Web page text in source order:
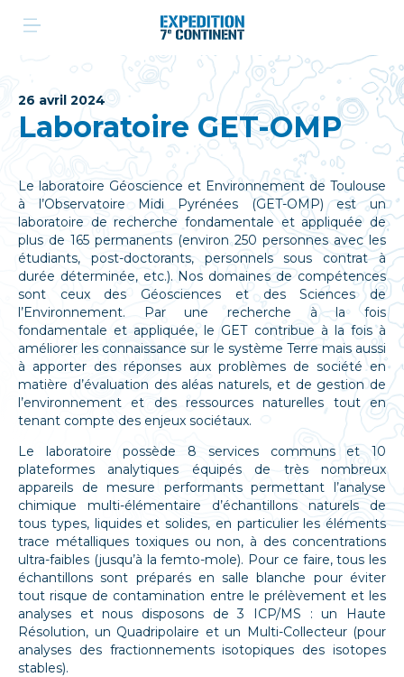
26 avril 2024
Laboratoire GET-OMP
Le laboratoire Géoscience et Environnement de Toulouse
à l’Observatoire Midi Pyrénées (GET-OMP) est un
laboratoire de recherche fondamentale et appliquée de
plus de 165 permanents (environ 250 personnes avec les
étudiants, post-doctorants, personnels sous contrat à
durée déterminée, etc.). Nos domaines de compétences
sont ceux des Géosciences et des Sciences de
l’Environnement. Par une recherche à la fois
fondamentale et appliquée, le GET contribue à la fois à
améliorer les connaissance sur le système Terre mais aussi
à apporter des réponses aux problèmes de société en
matière d’évaluation des aléas naturels, et de gestion de
l’environnement et des ressources naturelles tout en
tenant compte des enjeux sociétaux.
Le laboratoire possède 8 services communs et 10
plateformes analytiques équipés de très nombreux
appareils de mesure performants permettant l’analyse
chimique multi-élémentaire d’échantillons naturels de
tous types, liquides et solides, en particulier les éléments
trace métalliques toxiques ou non, à des concentrations
ultra-faibles (jusqu’à la femto-mole). Pour ce faire, tous les
échantillons sont préparés en salle blanche pour éviter
tout risque de contamination entre le prélèvement et les
analyses et nous disposons de 3 ICP/MS : un Haute
Résolution, un Quadripolaire et un Multi-Collecteur (pour
analyses des fractionnements isotopiques des isotopes
stables).